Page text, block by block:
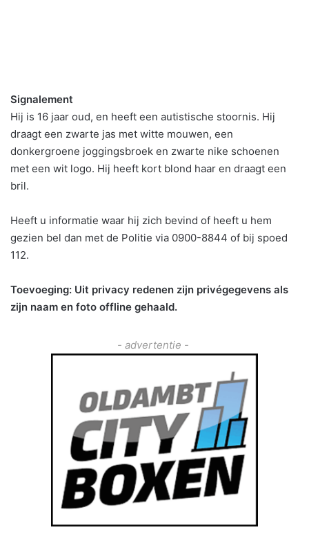
Signalement
Hij is 16 jaar oud, en heeft een autistische stoornis. Hij
draagt een zwarte jas met witte mouwen, een
donkergroene joggingsbroek en zwarte nike schoenen
met een wit logo. Hij heeft kort blond haar en draagt een
bril.
Heeft u informatie waar hij zich bevind of heeft u hem
gezien bel dan met de Politie via 0900-8844 of bij spoed
112.
Toevoeging: Uit privacy redenen zijn privégegevens als
zijn naam en foto offline gehaald.
- advertentie -